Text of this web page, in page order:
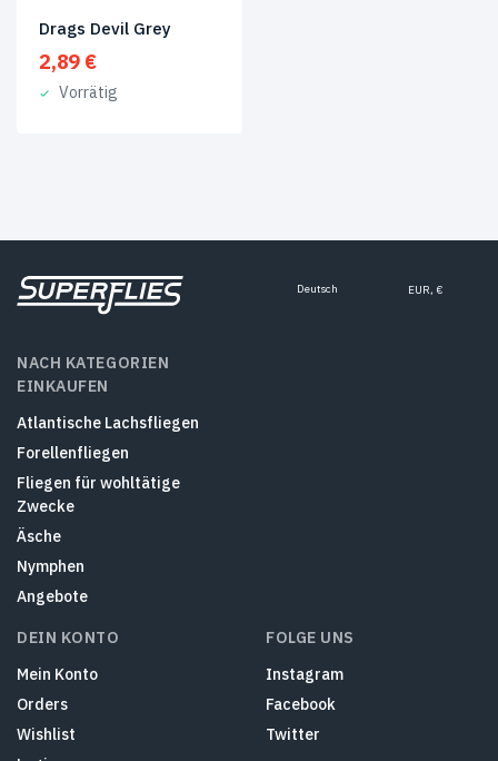
Drags Devil Grey
2,89 €
Vorrätig
Deutsch EUR, €
NACH KATEGORIEN
EINKAUFEN
Atlantische Lachsfliegen
Forellenfliegen
Fliegen für wohltätige
Zwecke
Äsche
Nymphen
Angebote
DEIN KONTO
Mein Konto
Orders
Wishlist
FOLGE UNS
Instagram
Facebook
Twitter